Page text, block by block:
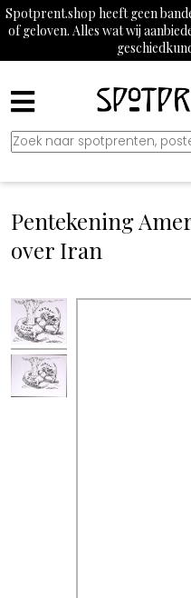
Spotprent.shop heeft geen
of geloven. Alles wat wij
Pentekening
over Iran